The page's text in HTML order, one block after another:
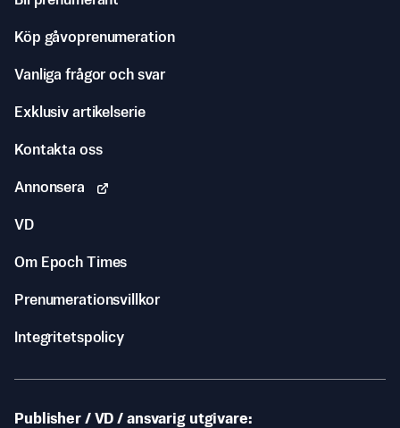
Köp gåvoprenumeration
Vanliga frågor och svar
Exklusiv artikelserie
Kontakta oss
Annonsera
VD
Om Epoch Times
Prenumerationsvillkor
Integritetspolicy
Publisher / VD / ansvarig utgivare